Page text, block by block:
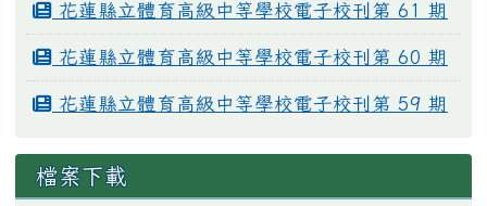
花蓮縣立體育高級中等學校電子校刊第 61 期
花蓮縣立體育高級中等學校電子校刊第 60 期
花蓮縣立體育高級中等學校電子校刊第 59 期
檔案下載